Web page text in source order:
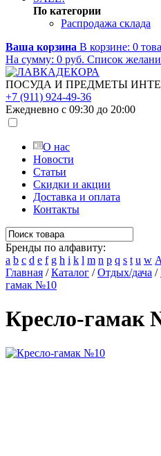
По категории
Распродажа склада
Ваша корзина В корзине: 0
На сумму: 0 руб. Список
ПОСУДА И ПРЕДМЕТЫ
+7 (911) 924-49-36
Ежедневно с 09:30 до 20:00
О нас
Новости
Статьи
Скидки и акции
Доставка и оплата
Контакты
Бренды по алфавиту:
a b c d e f g h i k l m n p q s t u w
Главная /Каталог /Отдых/дача /
гамак №10
Кресло-гамак